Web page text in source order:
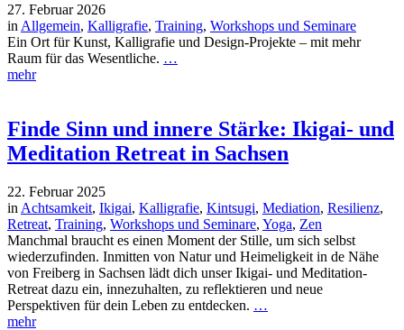
27. Februar 2026
in Allgemein, Kalligrafie, Training, Workshops und Seminare
Ein Ort für Kunst, Kalligrafie und Design-Projekte – mit mehr
Raum für das Wesentliche. …
mehr
Finde Sinn und innere Stärke: Ikigai- und
Meditation Retreat in Sachsen
22. Februar 2025
in Achtsamkeit, Ikigai, Kalligrafie, Kintsugi, Mediation, Resilienz,
Retreat, Training, Workshops und Seminare, Yoga, Zen
Manchmal braucht es einen Moment der Stille, um sich selbst
wiederzufinden. Inmitten von Natur und Heimeligkeit in de Nähe
von Freiberg in Sachsen lädt dich unser Ikigai- und Meditation-
Retreat dazu ein, innezuhalten, zu reflektieren und neue
Perspektiven für dein Leben zu entdecken. …
mehr